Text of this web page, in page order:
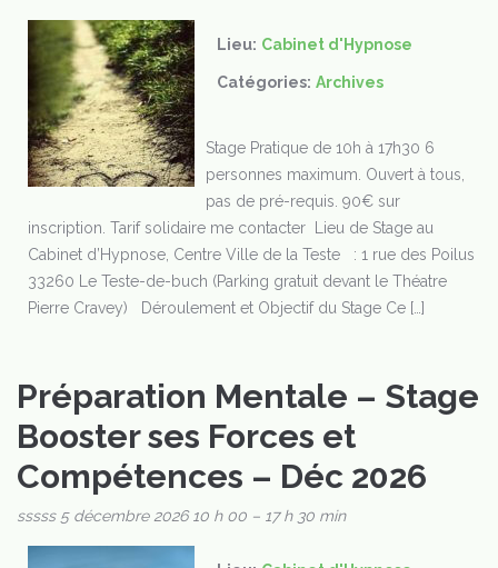
Lieu: Cabinet d'Hypnose
Catégories: Archives
Stage Pratique de 10h à 17h30 6
personnes maximum. Ouvert à tous,
pas de pré-requis. 90€ sur
inscription. Tarif solidaire me contacter Lieu de Stage au
Cabinet d’Hypnose, Centre Ville de la Teste : 1 rue des Poilus
33260 Le Teste-de-buch (Parking gratuit devant le Théatre
Pierre Cravey) Déroulement et Objectif du Stage Ce […]
Préparation Mentale – Stage
Booster ses Forces et
Compétences – Déc 2026
sssss 5 décembre 2026 10 h 00 – 17 h 30 min